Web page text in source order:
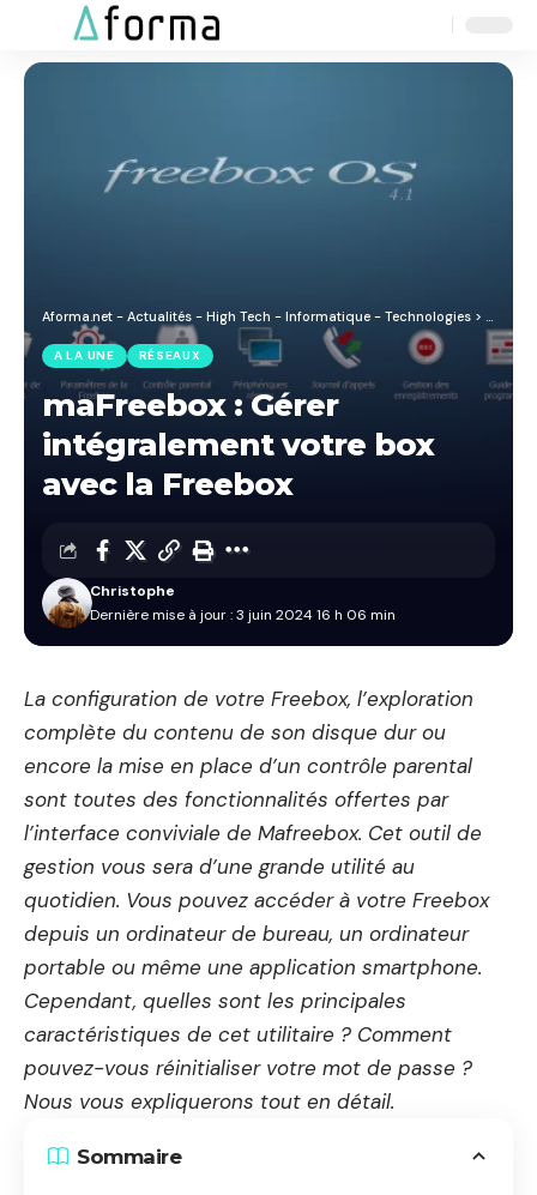
Aforma.net - Actualités - High Tech - Informatique - Technologies > Blog
A LA UNE RÉSEAUX
maFreebox : Gérer
intégralement votre box
avec la Freebox
Dernière mise à jour : 3 juin 2024 16 h 06 min
Christophe
La configuration de votre Freebox, l’exploration
complète du contenu de son disque dur ou
encore la mise en place d’un contrôle parental
sont toutes des fonctionnalités offertes par
l’interface conviviale de Mafreebox. Cet outil de
gestion vous sera d’une grande utilité au
quotidien. Vous pouvez accéder à votre Freebox
depuis un ordinateur de bureau, un ordinateur
portable ou même une application smartphone.
Cependant, quelles sont les principales
caractéristiques de cet utilitaire ? Comment
pouvez-vous réinitialiser votre mot de passe ?
Nous vous expliquerons tout en détail.
Sommaire